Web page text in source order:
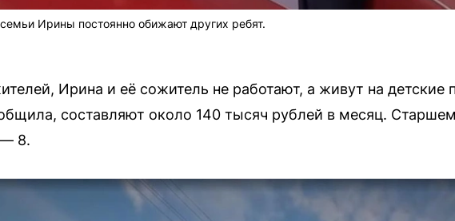
Ирины постоянно обижают других ребят.
Ирина и её сожитель не работают, а живут на детские
составляют около 140 тысяч рублей в месяц.
8.